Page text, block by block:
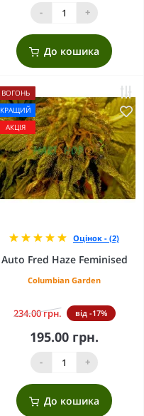
- +
До кошика
ВОГОНЬ
КРАЩИЙ
АКЦІЯ
Оцінок - (2)
Auto Fred Haze Feminised
Columbian Garden
234.00 грн. від -17%
195.00 грн.
- +
До кошика